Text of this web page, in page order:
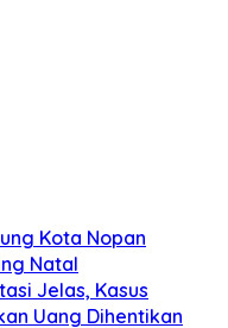
Kota Nopan
Natal
Jelas, Kasus
Uang Dihentikan